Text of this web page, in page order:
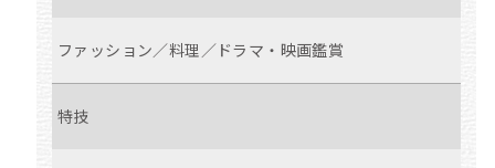
ファッション／料理／ドラマ・映画鑑賞
特技